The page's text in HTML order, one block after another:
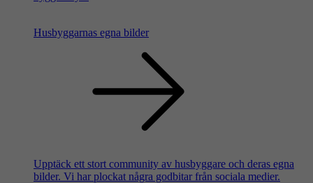
Husbyggarnas egna bilder
Upptäck ett stort community av husbyggare och deras egna
bilder. Vi har plockat några godbitar från sociala medier.